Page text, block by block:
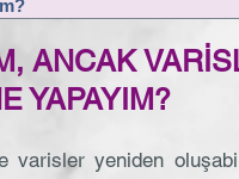
ANCAK
YAPAYIM?
varisler yeniden